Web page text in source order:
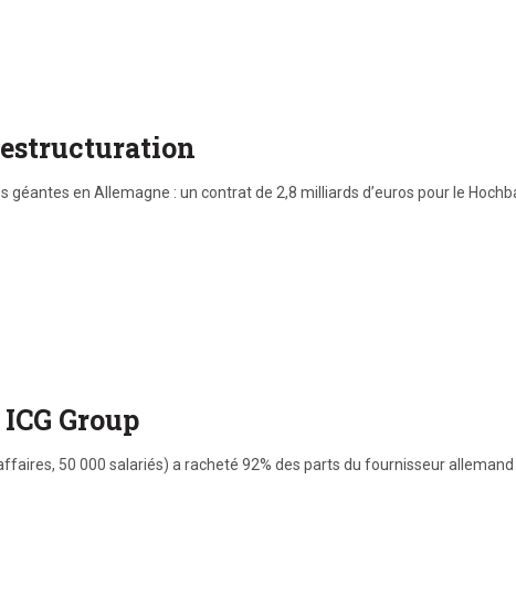
en Allemagne : un contrat de 2,8 milliards d’euros pour le
Group
50 000 salariés) a racheté 92% des parts du fournisseur